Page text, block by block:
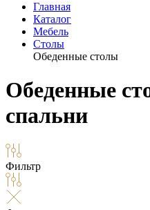
Главная
Каталог
Мебель
Столы
Обеденные столы
Обеденные
спальни
Фильтр